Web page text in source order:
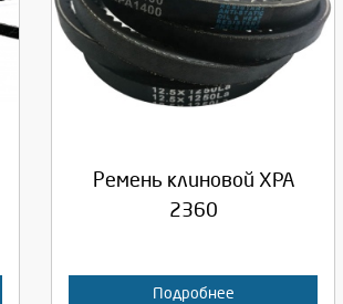
Ремень клиновой XPA
2360
Подробнее
Выберите количество: